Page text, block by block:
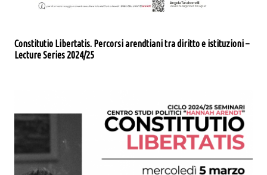
Constitutio Libertatis. Percorsi arendtiani tra diritto e istituzioni –
Lecture Series 2024/25